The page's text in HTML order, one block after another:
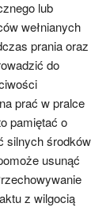
lub
wełnianych
prania oraz
do
prać w pralce
pamiętać o
silnych środków
usunąć
z wilgocią